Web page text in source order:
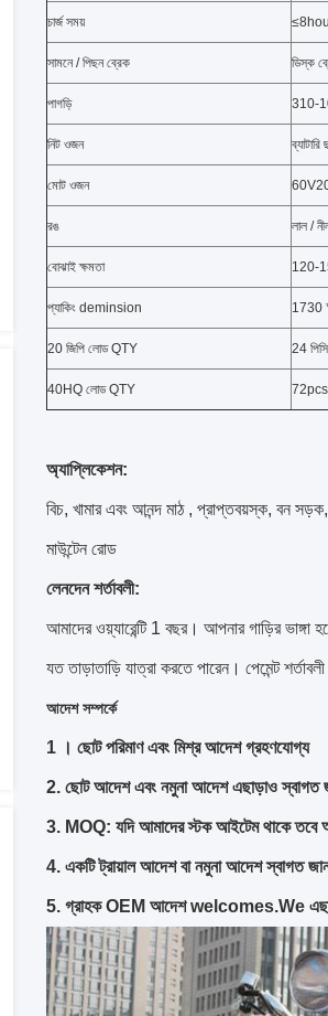
চার্জ সময়
সামনে / পিছন ব্রেক ডিস্ক
পাগড়ি 310-10
নিট ওজন
মোট ওজন
রঙ লাল /
বোঝাই ক্ষমতা 120-
প্যাকিং deminsion 1730
20 জিপি লোড QTY 24 পিসি
40HQ লোড QTY 72pcs
অ্যাপ্লিকেশন:
বিচ, খামার এবং আনন্দ মাঠ, প্রাপ্তবয়স্ক, বন
মাউন্টেন রোড
লেনদেন শর্তাবলী:
আমাদের ওয়্যারেন্টি 1 বছর। আপনার গাড়ির ভাঙ্গা
যত তাড়াতাড়ি যাত্রা করতে পারেন। পেমেন্ট
আদেশ সম্পর্কে
1 । ছোট পরিমাণ এবং মিশ্র আদেশ গ্রহণযোগ্য
2. ছোট আদেশ এবং নমুনা আদেশ এছাড়াও স্বাগত
3. MOQ: যদি আমাদের স্টক আইটেম থাকে তবে
4. একটি ট্রায়াল আদেশ বা নমুনা আদেশ স্বাগত
5. গ্রাহক OEM আদেশ welcomes.We